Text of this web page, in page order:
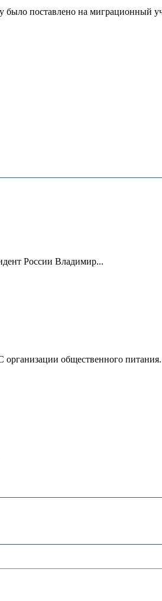
поставлено на миграционный
России Владимир...
общественного